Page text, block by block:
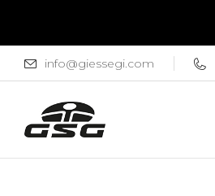
info@giessegi.com